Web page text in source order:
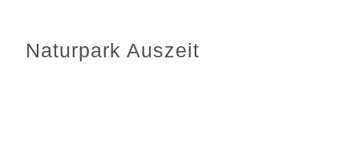
Naturpark Auszeit